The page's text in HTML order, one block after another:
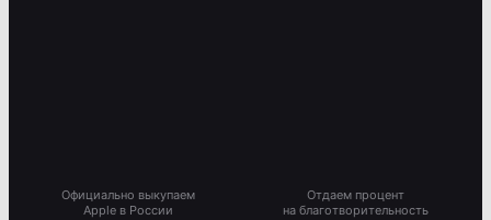
Официально выкупаем
Apple в России
Отдаем процент
на благотворительность